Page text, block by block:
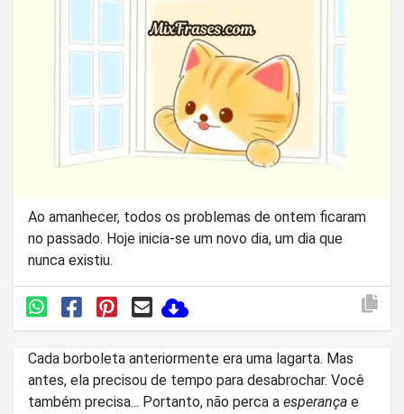
Ao amanhecer, todos os problemas de ontem ficaram
no passado. Hoje inicia-se um novo dia, um dia que
nunca existiu.
Cada borboleta anteriormente era uma lagarta. Mas
antes, ela precisou de tempo para desabrochar. Você
também precisa... Portanto, não perca a esperança e